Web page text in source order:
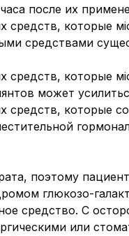
после их
которые
средствами
которые
может
которые
поэтому
глюкозо-
средство. С
или